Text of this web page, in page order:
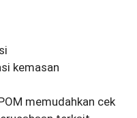
kemasan
memudahkan cek